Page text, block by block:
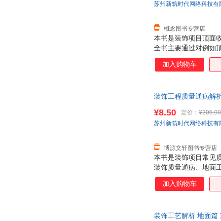
本书是装饰项目顶面
全书主要通过对例如
顶面窗帘盒与吊顶、
节点，利用专业软
概念图书专营店
苏州新筑时代网络科技有
加入购物车
装饰工程质量通病解
本书是装饰项目常见
装饰质量通病、地面
对装饰项目施工过程
目的。
¥8.50 定价： ¥205.00
博源文轩图书专营店
苏州新筑时代网络科技有
加入购物车
装饰工艺解析 地面篇